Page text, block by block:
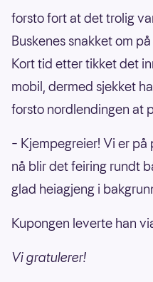
forsto fort at det trolig
Buskenes snakket om
Kort tid etter tikket det
mobil, dermed sjekket
forsto nordlendingen at
– Kjempegreier! Vi er
nå blir det feiring rundt
glad heiagjeng i
Kupongen leverte han
Vi gratulerer!